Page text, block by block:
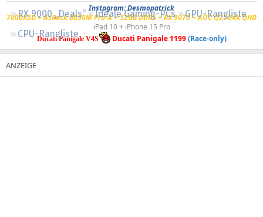
RX 9000 „Deals“
Ideale Gaming-PCs
GPU-Rangliste
CPU-Rangliste
Instagram: Desmopatrick
7800X3D + AsRock B850M Pro-A + 32GB DDR5 + RX 9070 + AOC Q27G4X QHD
iPad 10 + iPhone 15 Pro
Ducati Panigale V4S Ducati Panigale 1199(Race-only)